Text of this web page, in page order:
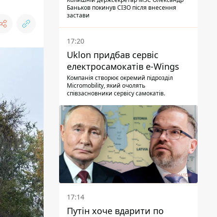
Баньков покинув СІЗО після внесення
застави
17:20
Uklon придбав сервіс
електросамокатів e-Wings
Компанія створює окремий підрозділ
Micromobility, який очолять
співзасновники сервісу самокатів.
17:14
Путін хоче вдарити по